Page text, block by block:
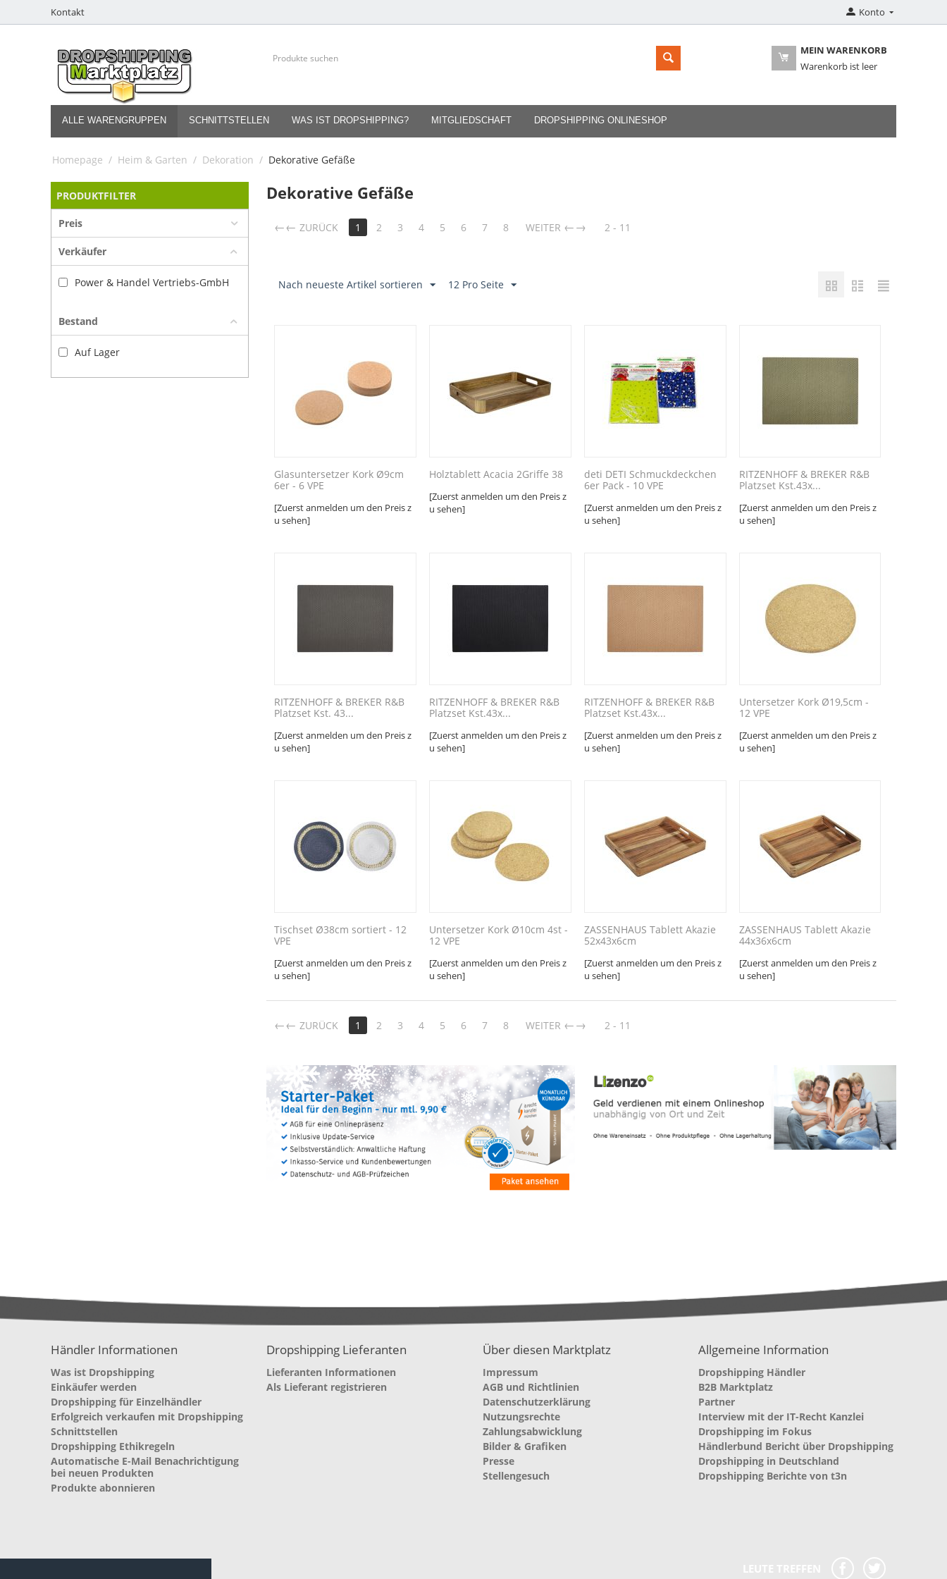
Kontakt Konto
MEIN WARENKORB
Warenkorb ist leer
ALLE WARENGRUPPEN SCHNITTSTELLEN WAS IST DROPSHIPPING? MITGLIEDSCHAFT DROPSHIPPING ONLINESHOP
Homepage / Heim & Garten / Dekoration / Dekorative Gefäße
PRODUKTFILTER
Preis
Verkäufer
Power & Handel Vertriebs-GmbH
Bestand
Auf Lager
Dekorative Gefäße
← ZURÜCK 1 2 3 4 5 6 7 8 WEITER → 2 - 11
Nach neueste Artikel sortieren 12 Pro Seite
Glasuntersetzer Kork Ø9cm
6er - 6 VPE
[Zuerst anmelden um den Preis z
u sehen]
Holztablett Acacia 2Griffe 38
[Zuerst anmelden um den Preis z
u sehen]
deti DETI Schmuckdeckchen
6er Pack - 10 VPE
[Zuerst anmelden um den Preis z
u sehen]
RITZENHOFF & BREKER R&B
Platzset Kst.43x...
[Zuerst anmelden um den Preis z
u sehen]
RITZENHOFF & BREKER R&B
Platzset Kst. 43...
[Zuerst anmelden um den Preis z
u sehen]
RITZENHOFF & BREKER R&B
Platzset Kst.43x...
[Zuerst anmelden um den Preis z
u sehen]
RITZENHOFF & BREKER R&B
Platzset Kst.43x...
[Zuerst anmelden um den Preis z
u sehen]
Untersetzer Kork Ø19,5cm -
12 VPE
[Zuerst anmelden um den Preis z
u sehen]
Tischset Ø38cm sortiert - 12
VPE
[Zuerst anmelden um den Preis z
u sehen]
Untersetzer Kork Ø10cm 4st -
12 VPE
[Zuerst anmelden um den Preis z
u sehen]
ZASSENHAUS Tablett Akazie
52x43x6cm
[Zuerst anmelden um den Preis z
u sehen]
ZASSENHAUS Tablett Akazie
44x36x6cm
[Zuerst anmelden um den Preis z
u sehen]
← ZURÜCK 1 2 3 4 5 6 7 8 WEITER → 2 - 11
Händler Informationen
Was ist Dropshipping
Einkäufer werden
Dropshipping für Einzelhändler
Erfolgreich verkaufen mit Dropshipping
Schnittstellen
Dropshipping Ethikregeln
Automatische E-Mail Benachrichtigung
bei neuen Produkten
Produkte abonnieren
Dropshipping Lieferanten
Lieferanten Informationen
Als Lieferant registrieren
Über diesen Marktplatz
Impressum
AGB und Richtlinien
Datenschutzerklärung
Nutzungsrechte
Zahlungsabwicklung
Bilder & Grafiken
Presse
Stellengesuch
Allgemeine Information
Dropshipping Händler
B2B Marktplatz
Partner
Interview mit der IT-Recht Kanzlei
Dropshipping im Fokus
Händlerbund Bericht über Dropshipping
Dropshipping in Deutschland
Dropshipping Berichte von t3n